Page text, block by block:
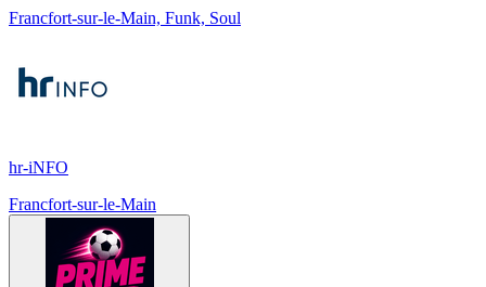
Francfort-sur-le-Main, Funk, Soul
hr-iNFO
Francfort-sur-le-Main